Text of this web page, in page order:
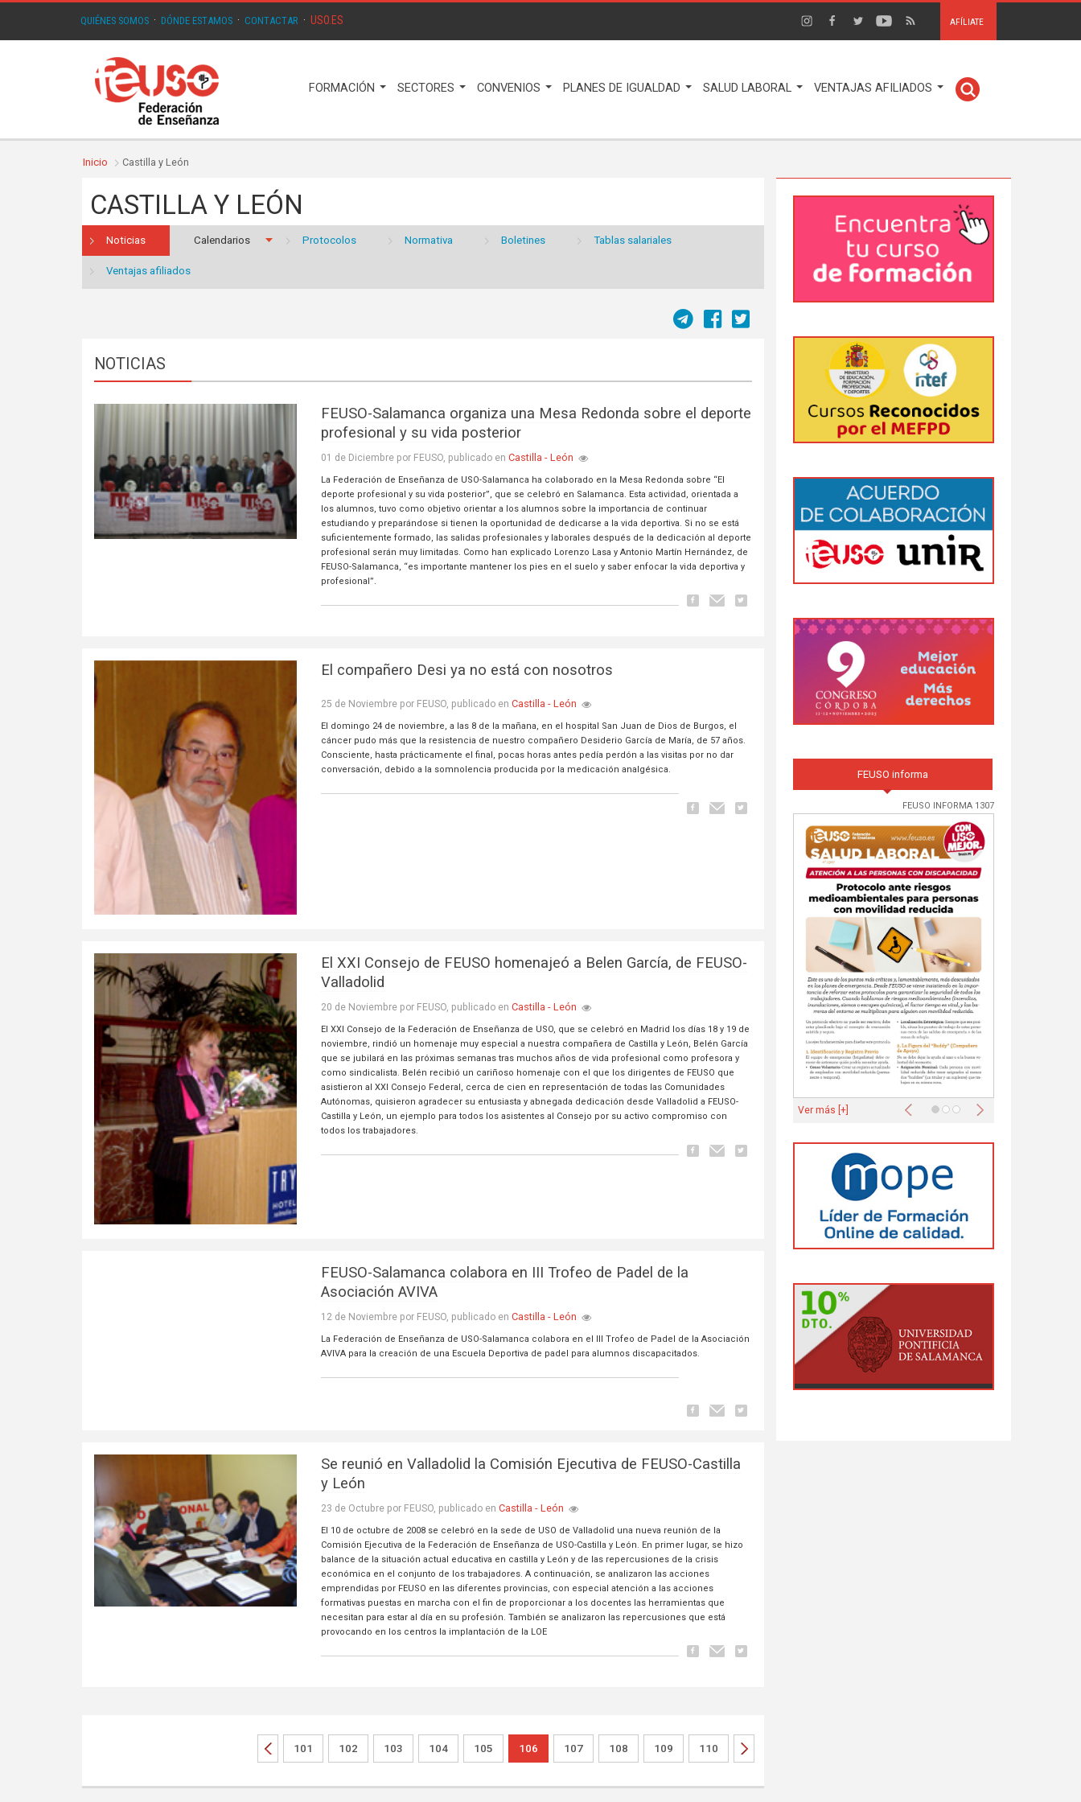
QUIÉNES SOMOS · DÓNDE ESTAMOS · CONTACTAR · USO.ES AFÍLIATE
FORMACIÓN SECTORES CONVENIOS PLANES DE IGUALDAD SALUD LABORAL VENTAJAS AFILIADOS
Inicio Castilla y León
CASTILLA Y LEÓN
Noticias Calendarios Protocolos Normativa Boletines Tablas salariales
Ventajas afiliados
NOTICIAS
FEUSO-Salamanca organiza una Mesa Redonda sobre el deporte
profesional y su vida posterior
01 de Diciembre por FEUSO, publicado enCastilla - León
La Federación de Enseñanza de USO-Salamanca ha colaborado en la Mesa Redonda sobre “El
deporte profesional y su vida posterior”, que se celebró en Salamanca. Esta actividad, orientada a
los alumnos, tuvo como objetivo orientar a los alumnos sobre la importancia de continuar
estudiando y preparándose si tienen la oportunidad de dedicarse a la vida deportiva. Si no se está
suficientemente formado, las salidas profesionales y laborales después de la dedicación al deporte
profesional serán muy limitadas. Como han explicado Lorenzo Lasa y Antonio Martín Hernández, de
FEUSO-Salamanca, “es importante mantener los pies en el suelo y saber enfocar la vida deportiva y
profesional”.
El compañero Desi ya no está con nosotros
25 de Noviembre por FEUSO, publicado enCastilla - León
El domingo 24 de noviembre, a las 8 de la mañana, en el hospital San Juan de Dios de Burgos, el
cáncer pudo más que la resistencia de nuestro compañero Desiderio García de María, de 57 años.
Consciente, hasta prácticamente el final, pocas horas antes pedía perdón a las visitas por no dar
conversación, debido a la somnolencia producida por la medicación analgésica.
El XXI Consejo de FEUSO homenajeó a Belen García, de FEUSO-
Valladolid
20 de Noviembre por FEUSO, publicado enCastilla - León
El XXI Consejo de la Federación de Enseñanza de USO, que se celebró en Madrid los días 18 y 19 de
noviembre, rindió un homenaje muy especial a nuestra compañera de Castilla y León, Belén García
que se jubilará en las próximas semanas tras muchos años de vida profesional como profesora y
como sindicalista. Belén recibió un cariñoso homenaje con el que los dirigentes de FEUSO que
asistieron al XXI Consejo Federal, cerca de cien en representación de todas las Comunidades
Autónomas, quisieron agradecer su entusiasta y abnegada dedicación desde Valladolid a FEUSO-
Castilla y León, un ejemplo para todos los asistentes al Consejo por su activo compromiso con
todos los trabajadores.
FEUSO-Salamanca colabora en III Trofeo de Padel de la
Asociación AVIVA
12 de Noviembre por FEUSO, publicado enCastilla - León
La Federación de Enseñanza de USO-Salamanca colabora en el III Trofeo de Padel de la Asociación
AVIVA para la creación de una Escuela Deportiva de padel para alumnos discapacitados.
Se reunió en Valladolid la Comisión Ejecutiva de FEUSO-Castilla
y León
23 de Octubre por FEUSO, publicado enCastilla - León
El 10 de octubre de 2008 se celebró en la sede de USO de Valladolid una nueva reunión de la
Comisión Ejecutiva de la Federación de Enseñanza de USO-Castilla y León. En primer lugar, se hizo
balance de la situación actual educativa en castilla y León y de las repercusiones de la crisis
económica en el conjunto de los trabajadores. A continuación, se analizaron las acciones
emprendidas por FEUSO en las diferentes provincias, con especial atención a las acciones
formativas puestas en marcha con el fin de proporcionar a los docentes las herramientas que
necesitan para estar al día en su profesión. También se analizaron las repercusiones que está
provocando en los centros la implantación de la LOE
101 102 103 104 105 106 107 108 109 110
FEUSO informa
FEUSO INFORMA 1307
Anterior Siguiente
Ver más [+]